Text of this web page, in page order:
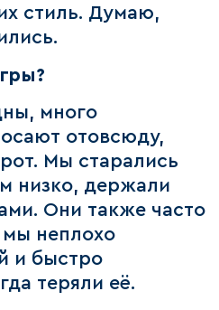
стиль. Думаю,
много
отовсюду,
Мы старались
низко, держали
Они также часто
мы неплохо
и быстро
теряли её.